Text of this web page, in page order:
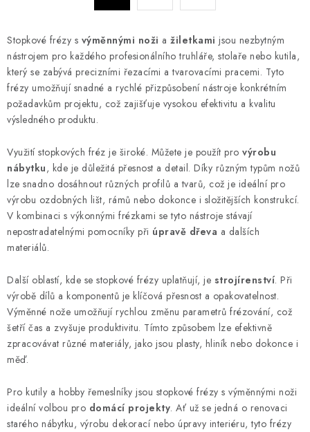
c
í
p
r
v
k
v
ý
p
i
s
u
á
n
k
o
v
á
n
í
Stopkové frézy s výměnnými noži a žiletkami jsou nezbytným
nástrojem pro každého profesionálního truhláře, stolaře nebo kutila,
který se zabývá precizními řezacími a tvarovacími pracemi. Tyto
frézy umožňují snadné a rychlé přizpůsobení nástroje konkrétním
požadavkům projektu, což zajišťuje vysokou efektivitu a kvalitu
výsledného produktu.
Využití stopkových fréz je široké. Můžete je použít pro výrobu
nábytku, kde je důležitá přesnost a detail. Díky různým typům nožů
lze snadno dosáhnout různých profilů a tvarů, což je ideální pro
výrobu ozdobných lišt, rámů nebo dokonce i složitějších konstrukcí.
V kombinaci s výkonnými frézkami se tyto nástroje stávají
nepostradatelnými pomocníky při úpravě dřeva a dalších
materiálů.
Další oblastí, kde se stopkové frézy uplatňují, je strojírenství. Při
výrobě dílů a komponentů je klíčová přesnost a opakovatelnost.
Výměnné nože umožňují rychlou změnu parametrů frézování, což
šetří čas a zvyšuje produktivitu. Tímto způsobem lze efektivně
zpracovávat různé materiály, jako jsou plasty, hliník nebo dokonce i
měď.
Pro kutily a hobby řemeslníky jsou stopkové frézy s výměnnými noži
ideální volbou pro domácí projekty. Ať už se jedná o renovaci
starého nábytku, výrobu dekorací nebo úpravy interiéru, tyto frézy